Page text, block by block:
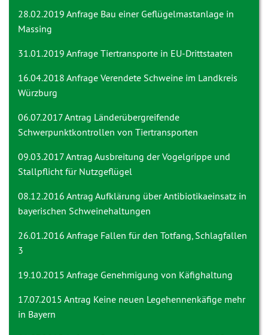
28.02.2019 Anfrage Bau einer Geflügelmastanlage in
Massing
31.01.2019 Anfrage Tiertransporte in EU-Drittstaaten
16.04.2018 Anfrage Verendete Schweine im Landkreis
Würzburg
06.07.2017 Antrag Länderübergreifende
Schwerpunktkontrollen von Tiertransporten
09.03.2017 Antrag Ausbreitung der Vogelgrippe und
Stallpflicht für Nutzgeflügel
08.12.2016 Antrag Aufklärung über Antibiotikaeinsatz in
bayerischen Schweinehaltungen
26.01.2016 Anfrage Fallen für den Totfang, Schlagfallen
3
19.10.2015 Anfrage Genehmigung von Käfighaltung
17.07.2015 Antrag Keine neuen Legehennenkäfige mehr
in Bayern